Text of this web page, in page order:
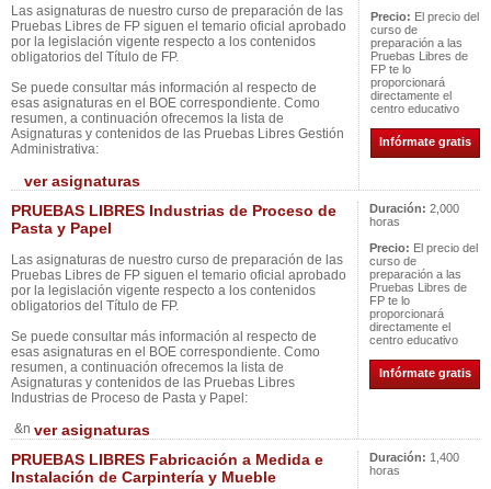
Las asignaturas de nuestro curso de preparación de las
Pruebas Libres de FP siguen el temario oficial aprobado
por la legislación vigente respecto a los contenidos
obligatorios del Título de FP.
Se puede consultar más información al respecto de
esas asignaturas en el BOE correspondiente. Como
resumen, a continuación ofrecemos la lista de
Asignaturas y contenidos de las Pruebas Libres Gestión
Administrativa:
ver asignaturas
Precio: El precio del
curso de
preparación a las
Pruebas Libres de
FP te lo
proporcionará
directamente el
centro educativo
Infórmate gratis
PRUEBAS LIBRES Industrias de Proceso de
Pasta y Papel
Las asignaturas de nuestro curso de preparación de las
Pruebas Libres de FP siguen el temario oficial aprobado
por la legislación vigente respecto a los contenidos
obligatorios del Título de FP.
Se puede consultar más información al respecto de
esas asignaturas en el BOE correspondiente. Como
resumen, a continuación ofrecemos la lista de
Asignaturas y contenidos de las Pruebas Libres
Industrias de Proceso de Pasta y Papel:
&n ver asignaturas
Duración: 2,000
horas
Precio: El precio del
curso de
preparación a las
Pruebas Libres de
FP te lo
proporcionará
directamente el
centro educativo
Infórmate gratis
PRUEBAS LIBRES Fabricación a Medida e
Instalación de Carpintería y Mueble
Duración: 1,400
horas